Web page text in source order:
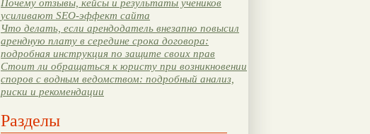
Почему отзывы, кейсы и результаты учеников
усиливают SEO-эффект сайта
Что делать, если арендодатель внезапно повысил
арендную плату в середине срока договора:
подробная инструкция по защите своих прав
Стоит ли обращаться к юристу при возникновении
споров с водным ведомством: подробный анализ,
риски и рекомендации
Разделы